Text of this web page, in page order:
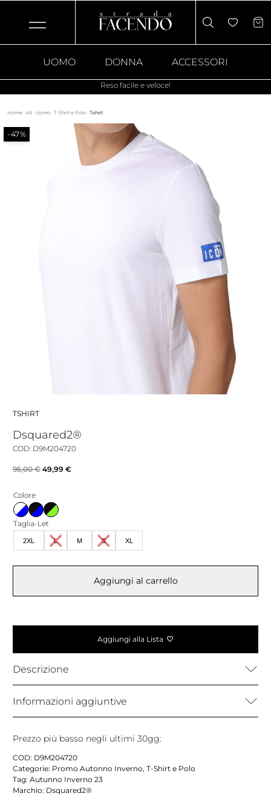
UOMO DONNA ACCESSORI
Reso facile e veloce!
Home · All · Uomo · T-Shirt e Polo · Tshirt
-47%
TSHIRT
Dsquared2®
COD: D9M204720
95,00€ Il
originale
era:
95,00 €.
49,99 €Il
49,99 €.
Colore
Taglia-Let
2XL L M S XL
Aggiungi al carrello
Aggiungi alla Lista
Descrizione
Informazioni aggiuntive
Prezzo più basso negli ultimi 30gg:
COD: D9M204720
Categorie: Promo Autonno Inverno, T-Shirt e Polo
Tag: Autunno Inverno 23
Marchio: Dsquared2®